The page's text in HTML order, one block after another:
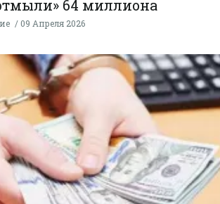
64 миллиона
09 Апреля 2026